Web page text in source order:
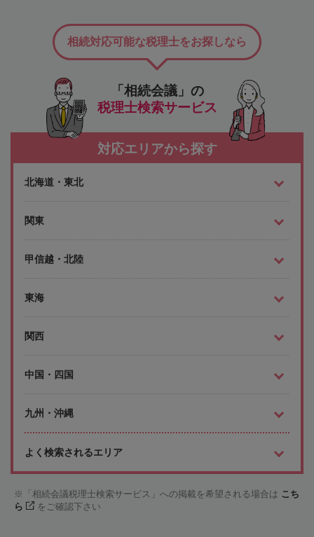
「相続会議」の
税理士検索サービス
相続対応可能な税理士をお探しなら
対応エリアから探す
北海道・東北
関東
甲信越・北陸
東海
関西
中国・四国
九州・沖縄
よく検索されるエリア
「相続会議税理士検索サービス」への掲載を希望される場合は こち
ら
をご確認下さい